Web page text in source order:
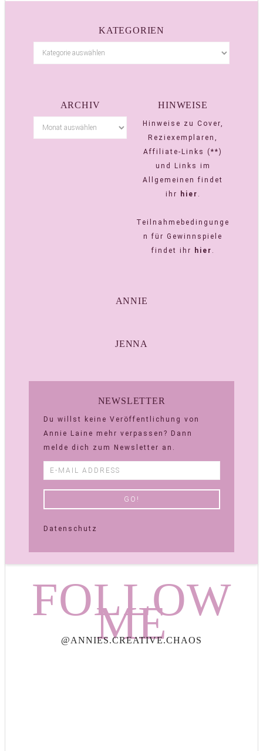
KATEGORIEN
ARCHIV HINWEISE
Hinweise zu Cover,
Reziexemplaren,
Affiliate-Links (**)
und Links im
Allgemeinen findet
ihr
hier .
Teilnahmebedingunge
n für Gewinnspiele
findet ihr
hier .
ANNIE
JENNA
NEWSLETTER
Du willst keine Veröffentlichung von
Annie Laine mehr verpassen? Dann
melde dich zum Newsletter an.
Datenschutz
FOLLOW
ME
@ANNIES.CREATIVE.CHAOS